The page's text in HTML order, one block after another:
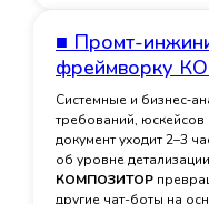
■ Промт-
фреймворку
Системные и
требований,
документ уходит 2–3
об уровне
КОМПОЗИТОР
другие чат-боты на